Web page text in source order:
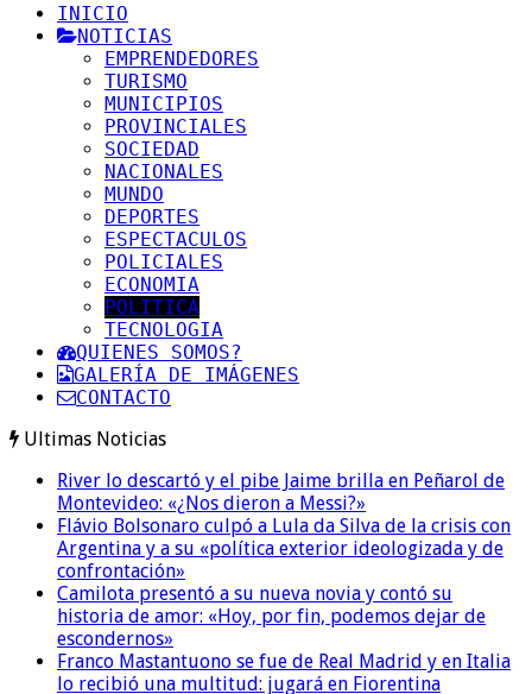
INICIO
NOTICIAS
EMPRENDEDORES
TURISMO
MUNICIPIOS
PROVINCIALES
SOCIEDAD
NACIONALES
MUNDO
DEPORTES
ESPECTACULOS
POLICIALES
ECONOMIA
POLITICA
TECNOLOGIA
QUIENES SOMOS?
GALERÍA DE IMÁGENES
CONTACTO
Ultimas Noticias
River lo descartó y el pibe Jaime brilla en Peñarol de
Montevideo: «¿Nos dieron a Messi?»
Flávio Bolsonaro culpó a Lula da Silva de la crisis con
Argentina y a su «política exterior ideologizada y de
confrontación»
Camilota presentó a su nueva novia y contó su
historia de amor: «Hoy, por fin, podemos dejar de
escondernos»
Franco Mastantuono se fue de Real Madrid y en Italia
lo recibió una multitud: jugará en Fiorentina